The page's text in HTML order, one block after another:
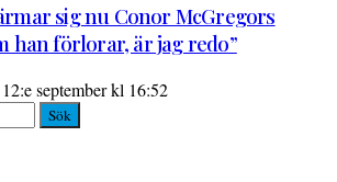
sig nu Conor McGregors
han förlorar, är jag redo”
12:e september kl 16:52